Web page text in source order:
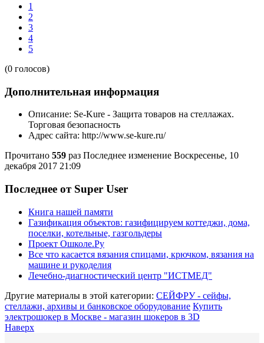
1
2
3
4
5
(0 голосов)
Дополнительная информация
Описание: Se-Kure - Защита товаров на стеллажах.
Торговая безопасность
Адрес сайта: http://www.se-kure.ru/
Прочитано 559 раз Последнее изменение Воскресенье, 10
декабря 2017 21:09
Последнее от Super User
Книга нашей памяти
Газификация объектов: газифицируем коттеджи, дома,
поселки, котельные, газгольдеры
Проект Ошколе.Ру
Все что касается вязания спицами, крючком, вязания на
машине и рукоделия
Лечебно-диагностический центр "ИСТМЕД"
Другие материалы в этой категории: СЕЙФРУ - сейфы,
стеллажи, архивы и банковское оборудование Купить
электрошокер в Москве - магазин шокеров в 3D
Наверх